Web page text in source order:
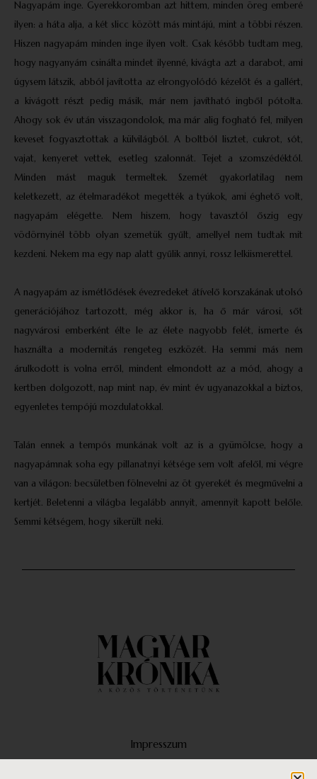
Nagyapám inge. Gyerekkoromban azt hittem, minden öreg emberé
ilyen: a háta alja, a két slicc között más mintájú, mint a többi részen.
Hiszen nagyapám minden inge ilyen volt. Csak később tudtam meg,
hogy nagyanyám csinálta mindet ilyenné, kivágta azt a darabot, ami
úgysem látszik, abból javította az elrongyolódó kézelőt és a gallért,
a kivágott részt pedig másik, már nem javítható ingből pótolta.
Ahogy sok év után visszagondolok, ma már alig fogható fel, milyen
keveset fogyasztottak a külvilágból. A boltból lisztet, cukrot, sót,
vajat, kenyeret vettek, esetleg szalonnát. Tejet a szomszédéktól.
Minden mást maguk termeltek. Szemét gyakorlatilag nem
keletkezett, az ételmaradékot megették a tyúkok, ami éghető volt,
nagyapám elégette. Nem hiszem, hogy tavasztól őszig egy
vödörnyinél több olyan szemetük gyűlt, amellyel nem tudtak mit
kezdeni. Nekem ma egy nap alatt gyűlik annyi, rossz lelkiismerettel.
A nagyapám az ismétlődések évezredeket átívelő korszakának utolsó
generációjához tartozott, még akkor is, ha ő már városi, sőt
nagyvárosi emberként élte le az élete nagyobb felét, ismerte és
használta a modernitás rengeteg eszközét. Ha semmi más nem
árulkodott is volna erről, mindent elmondott az a mód, ahogy a
kertben dolgozott, nap mint nap, év mint év ugyanazokkal a biztos,
egyenletes tempójú mozdulatokkal.
Talán ennek a tempós munkának volt az is a gyümölcse, hogy a
nagyapámnak soha egy pillanatnyi kétsége sem volt afelől, mi végre
van a világon: becsületben fölnevelni az öt gyerekét és megművelni a
kertjét. Beletenni a világba legalább annyit, amennyit kapott belőle.
Semmi kétségem, hogy sikerült neki.
Impresszum